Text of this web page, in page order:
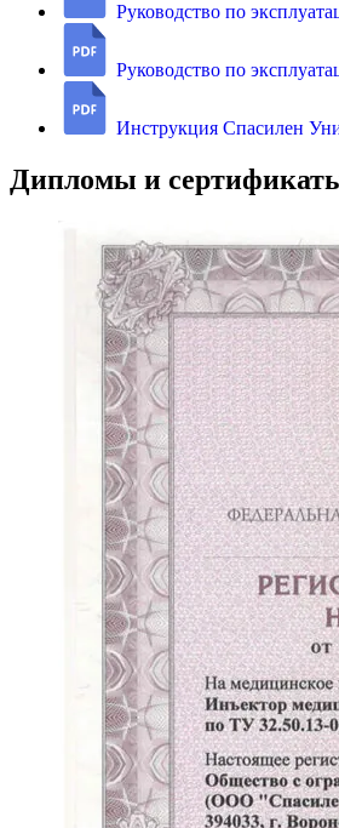
Руководство по
Руководство по
Инструкция Спасилен
Дипломы и